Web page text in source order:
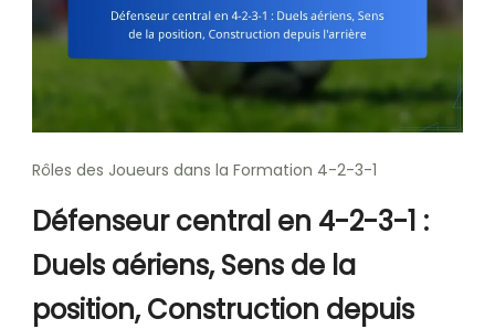
Rôles des Joueurs dans la Formation 4-2-3-1
Défenseur central en 4-2-3-1 :
Duels aériens, Sens de la
position, Construction depuis